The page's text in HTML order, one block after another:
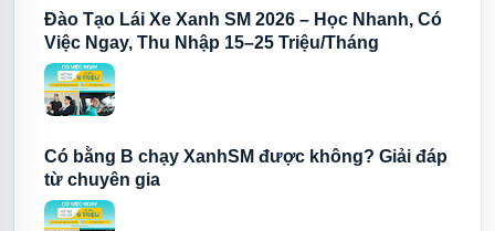
✅ Hỗ trợ hồ sơ nhanh chóng
✅ Tư vấn nghề nghiệp sau khi tốt nghiệp
✅ Cơ hội ứng tuyển tài xế GreenSM và nhiều vị trí lái xe khác
Học lái xe hôm nay không chỉ giúp bạn sở hữu một tấm bằng lái
hợp pháp mà còn mở ra một nghề nghiệp ổn định và nhiều cơ hội
Có.
Nếu đáp ứng tiêu chuẩn tuyển dụng của GreenSM tại từng thời
điểm.
Nếu bạn đang có kế hoạch học lái xe trong năm 2026, đây là thời
điểm phù hợp để bắt đầu.
Đào Tạo Lái Xe Xanh SM 2026 – Học Nhanh, Có
Việc Ngay, Thu Nhập 15–25 Triệu/Tháng
Có bằng B chạy XanhSM được không? Giải đáp
từ chuyên gia